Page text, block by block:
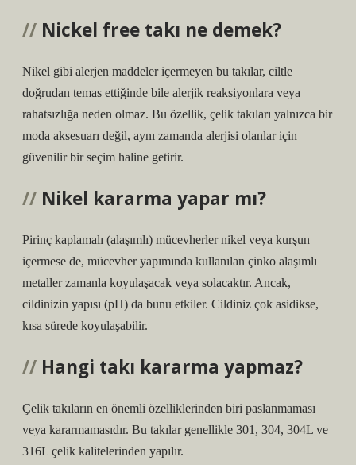
Nickel free takı ne demek?
Nikel gibi alerjen maddeler içermeyen bu takılar, ciltle
doğrudan temas ettiğinde bile alerjik reaksiyonlara veya
rahatsızlığa neden olmaz. Bu özellik, çelik takıları yalnızca bir
moda aksesuarı değil, aynı zamanda alerjisi olanlar için
güvenilir bir seçim haline getirir.
Nikel kararma yapar mı?
Pirinç kaplamalı (alaşımlı) mücevherler nikel veya kurşun
içermese de, mücevher yapımında kullanılan çinko alaşımlı
metaller zamanla koyulaşacak veya solacaktır. Ancak,
cildinizin yapısı (pH) da bunu etkiler. Cildiniz çok asidikse,
kısa sürede koyulaşabilir.
Hangi takı kararma yapmaz?
Çelik takıların en önemli özelliklerinden biri paslanmaması
veya kararmamasıdır. Bu takılar genellikle 301, 304, 304L ve
316L çelik kalitelerinden yapılır.